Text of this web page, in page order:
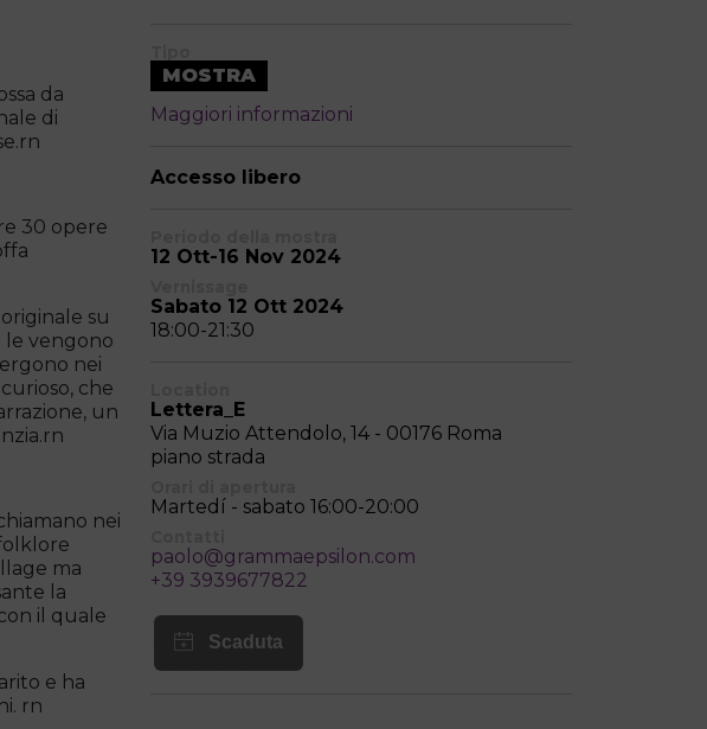
da
di
30 opere
su
le vengono
nei
che
un
nei
ma
la
il quale
e ha
rn
MOSTRA
Maggiori informazioni
Accesso libero
12 Ott-16 Nov 2024
Sabato 12 Ott 2024
18:00-21:30
Lettera_E
Via Muzio Attendolo, 14 - 00176 Roma
piano strada
Martedí - sabato 16:00-20:00
paolo@grammaepsilon.com
+39 3939677822